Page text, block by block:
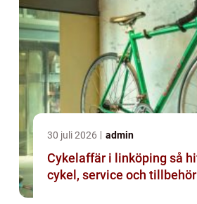
30 juli 2026 admin
Cykelaffär i linköping så hittar du rätt
cykel, service och tillbehör